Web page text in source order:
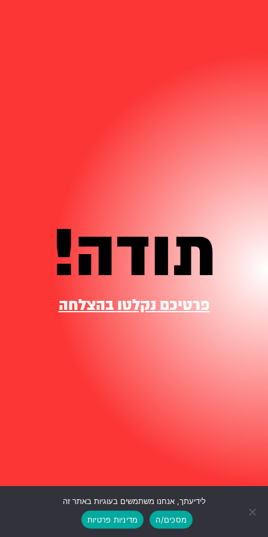
תודה!
פרטיכם נקלטו בהצלחה
גלילה
לראש
לידיעתך, אנחנו משתמשים בעוגיות באתר זה
מסכים/ה
מדיניות פרטיות